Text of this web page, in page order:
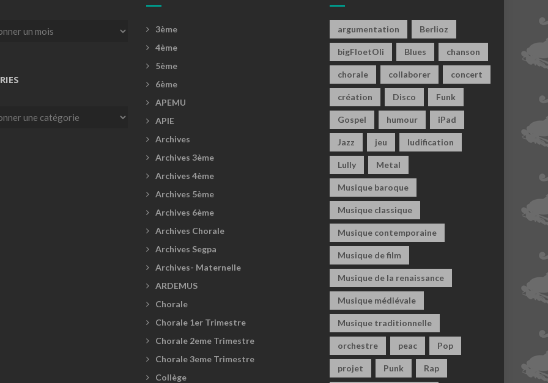
3ème
4ème
5ème
6ème
APEMU
APIE
Archives
Archives 3ème
Archives 4ème
Archives 5ème
Archives 6ème
Archives Chorale
Archives Segpa
Archives- Maternelle
ARDEMUS
Chorale
Chorale 1er Trimestre
Chorale 2eme Trimestre
Chorale 3eme Trimestre
Collège
argumentation Berlioz
bigFloetOli Blues chanson
chorale collaborer concert
création Disco Funk
Gospel humour iPad
Jazz jeu ludification
Lully Metal
Musique baroque
Musique classique
Musique contemporaine
Musique de film
Musique de la renaissance
Musique médiévale
Musique traditionnelle
orchestre peac Pop
projet Punk Rap